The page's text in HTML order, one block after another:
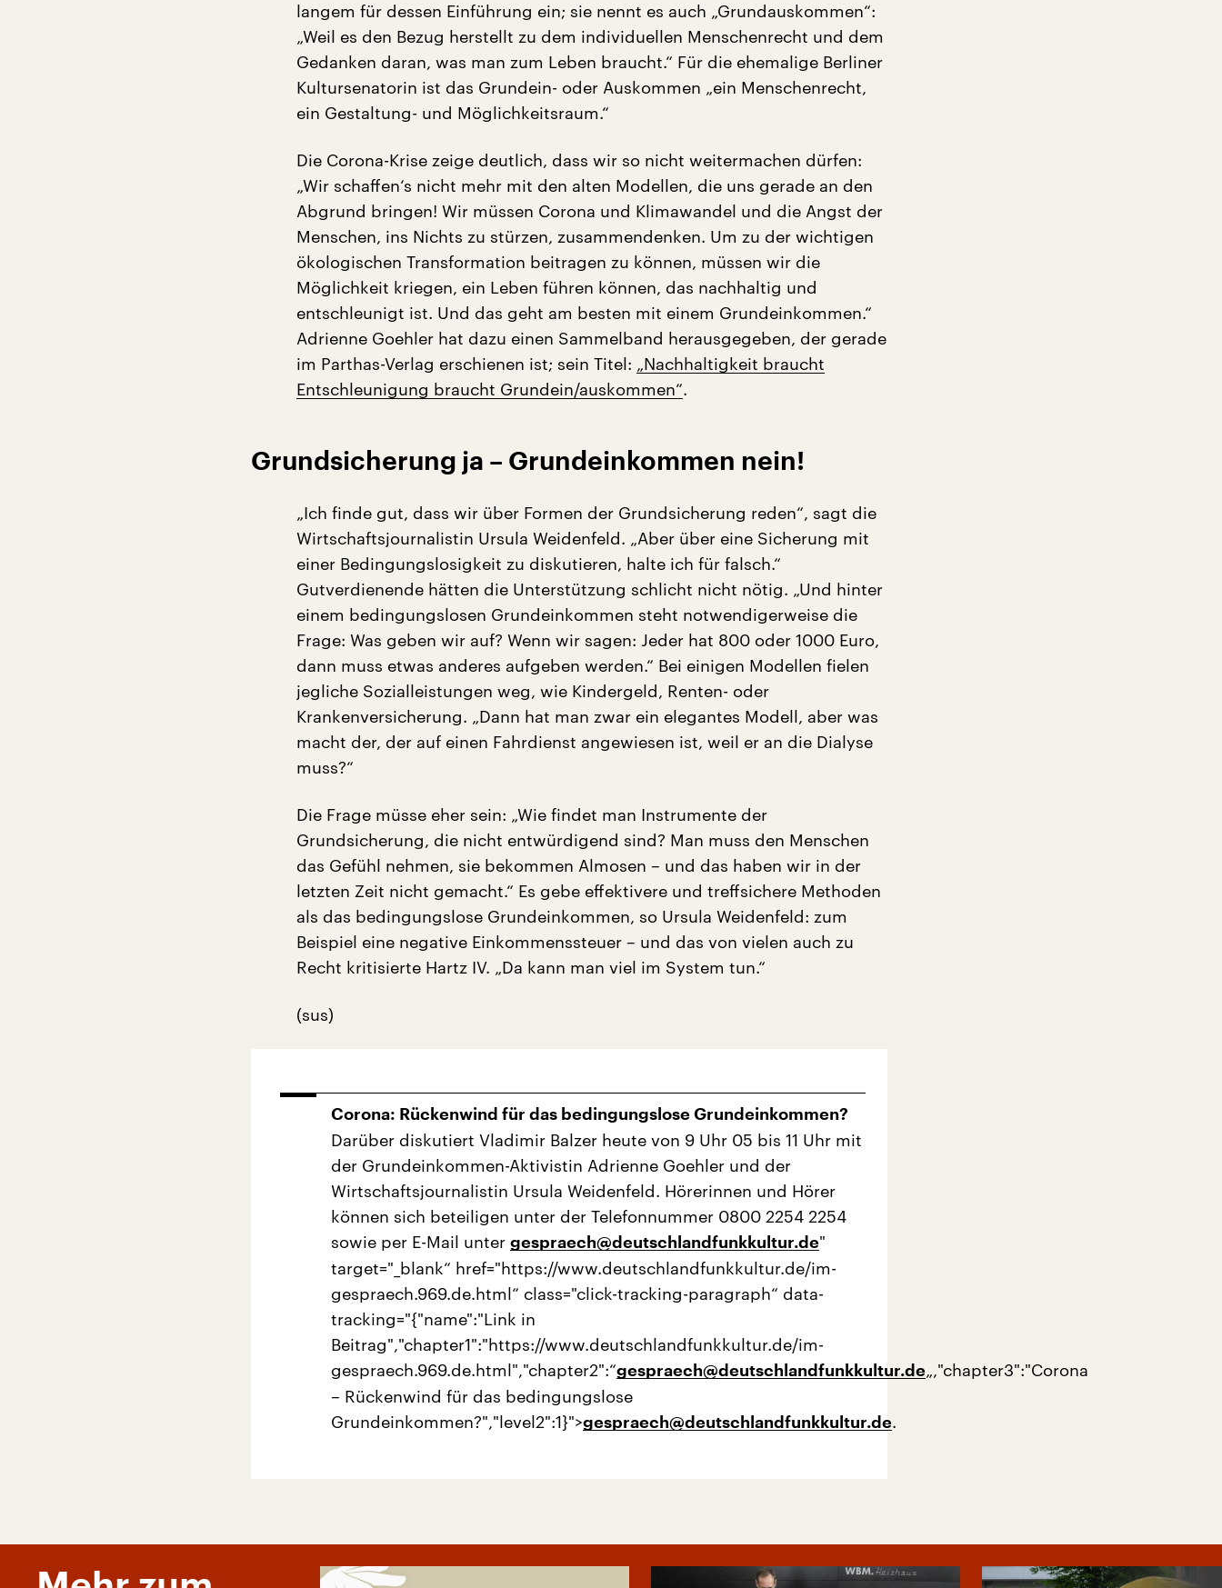
langem für dessen Einführung ein; sie nennt es auch „Grundauskommen“:
„Weil es den Bezug herstellt zu dem individuellen Menschenrecht und dem
Gedanken daran, was man zum Leben braucht.“ Für die ehemalige Berliner
Kultursenatorin ist das Grundein- oder Auskommen „ein Menschenrecht,
ein Gestaltung- und Möglichkeitsraum.“
Die Corona-Krise zeige deutlich, dass wir so nicht weitermachen dürfen:
„Wir schaffen‘s nicht mehr mit den alten Modellen, die uns gerade an den
Abgrund bringen! Wir müssen Corona und Klimawandel und die Angst der
Menschen, ins Nichts zu stürzen, zusammendenken. Um zu der wichtigen
ökologischen Transformation beitragen zu können, müssen wir die
Möglichkeit kriegen, ein Leben führen können, das nachhaltig und
entschleunigt ist. Und das geht am besten mit einem Grundeinkommen.“
Adrienne Goehler hat dazu einen Sammelband herausgegeben, der gerade
im Parthas-Verlag erschienen ist; sein Titel: „Nachhaltigkeit braucht
Entschleunigung braucht Grundein/auskommen“.
Grundsicherung ja – Grundeinkommen nein!
„Ich finde gut, dass wir über Formen der Grundsicherung reden“, sagt die
Wirtschaftsjournalistin Ursula Weidenfeld. „Aber über eine Sicherung mit
einer Bedingungslosigkeit zu diskutieren, halte ich für falsch.“
Gutverdienende hätten die Unterstützung schlicht nicht nötig. „Und hinter
einem bedingungslosen Grundeinkommen steht notwendigerweise die
Frage: Was geben wir auf? Wenn wir sagen: Jeder hat 800 oder 1000 Euro,
dann muss etwas anderes aufgeben werden.“ Bei einigen Modellen fielen
jegliche Sozialleistungen weg, wie Kindergeld, Renten- oder
Krankenversicherung. „Dann hat man zwar ein elegantes Modell, aber was
macht der, der auf einen Fahrdienst angewiesen ist, weil er an die Dialyse
muss?“
Die Frage müsse eher sein: „Wie findet man Instrumente der
Grundsicherung, die nicht entwürdigend sind? Man muss den Menschen
das Gefühl nehmen, sie bekommen Almosen – und das haben wir in der
letzten Zeit nicht gemacht.“ Es gebe effektivere und treffsichere Methoden
als das bedingungslose Grundeinkommen, so Ursula Weidenfeld: zum
Beispiel eine negative Einkommenssteuer – und das von vielen auch zu
Recht kritisierte Hartz IV. „Da kann man viel im System tun.“
(sus)
Corona: Rückenwind für das bedingungslose Grundeinkommen?
Darüber diskutiert Vladimir Balzer heute von 9 Uhr 05 bis 11 Uhr mit
der Grundeinkommen-Aktivistin Adrienne Goehler und der
Wirtschaftsjournalistin Ursula Weidenfeld. Hörerinnen und Hörer
können sich beteiligen unter der Telefonnummer 0800 2254 2254
sowie per E-Mail unter gespraech@deutschlandfunkkultur.de"
target="_blank“ href="https://www.deutschlandfunkkultur.de/im-
gespraech.969.de.html“ class="click-tracking-paragraph“ data-
tracking="{"name":"Link in
Beitrag","chapter1":"https://www.deutschlandfunkkultur.de/im-
gespraech.969.de.html","chapter2":“gespraech@deutschlandfunkkultur.de„,"chapter3":"Corona
– Rückenwind für das bedingungslose
Grundeinkommen?","level2":1}">gespraech@deutschlandfunkkultur.de.